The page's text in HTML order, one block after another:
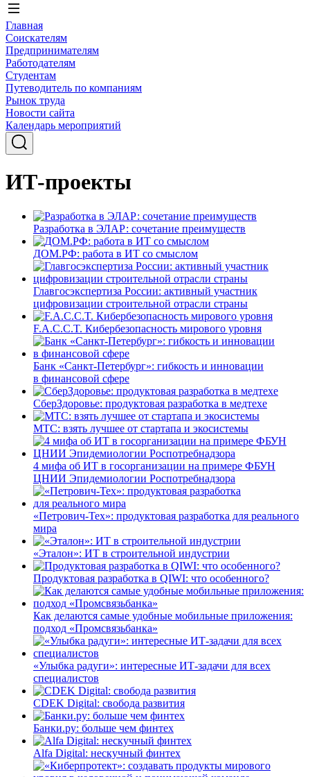
Главная
Соискателям
Предпринимателям
Работодателям
Студентам
Путеводитель по компаниям
Рынок труда
Новости сайта
Календарь мероприятий
ИТ-проекты
Разработка в ЭЛАР: сочетание преимуществ
ДОМ.РФ: работа в ИТ со смыслом
Главгосэкспертиза России: активный участник
цифровизации строительной отрасли страны
F.A.C.C.T. Кибербезопасность мирового уровня
Банк «Санкт-Петербург»: гибкость и инновации
в финансовой сфере
СберЗдоровье: продуктовая разработка в медтехе
МТС: взять лучшее от стартапа и экосистемы
4 мифа об ИТ в госорганизации на примере ФБУН
ЦНИИ Эпидемиологии Роспотребнадзора
«Петрович-Тех»: продуктовая разработка для реального
мира
«Эталон»: ИТ в строительной индустрии
Продуктовая разработка в QIWI: что особенного?
Как делаются самые удобные мобильные приложения:
подход «Промсвязьбанка»
«Улыбка радуги»: интересные ИТ-задачи для всех
специалистов
CDEK Digital: свобода развития
Банки.ру: больше чем финтех
Alfa Digital: нескучный финтех